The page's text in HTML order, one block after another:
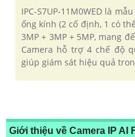
IPC-S7UP-11M0WED là
ống kính (2 cố định, 1 có
3MP + 3MP + 5MP, mang
Camera hỗ trợ 4 chế độ
giúp giám sát hiệu quả
Giới thiệu về Camera IP AI